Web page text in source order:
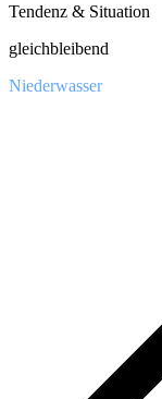
Tendenz & Situation
gleichbleibend
Niederwasser